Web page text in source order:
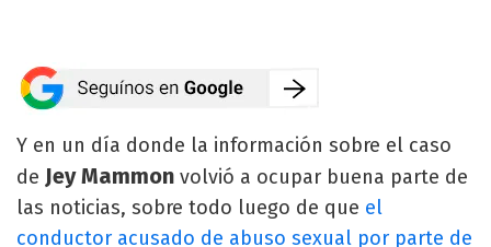
Y en un día donde la información sobre el caso
de Jey Mammon volvió a ocupar buena parte de
las noticias, sobre todo luego de que el
conductor acusado de abuso sexual por parte de